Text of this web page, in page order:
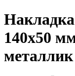
140х50
металлик